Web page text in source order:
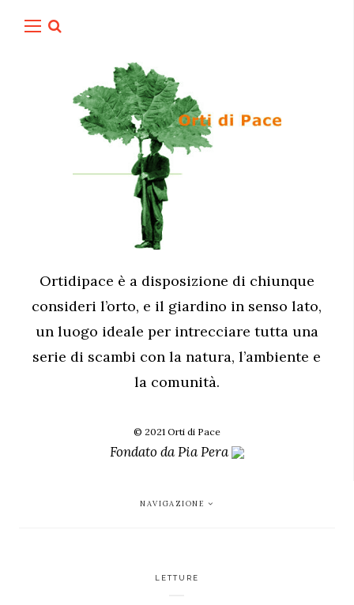
Ortidipace è a disposizione di chiunque
consideri l’orto, e il giardino in senso lato,
un luogo ideale per intrecciare tutta una
serie di scambi con la natura, l’ambiente e
la comunità.
© 2021 Orti di Pace
Fondato daPia Pera
NAVIGAZIONE
LETTURE